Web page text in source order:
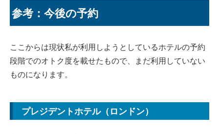
参考：今後の予約
ここからは現状私が利用しようとしているホテルの予約
段階でのオトク度を載せたもので、まだ利用していない
ものになります。
プレジデントホテル（ロンドン）